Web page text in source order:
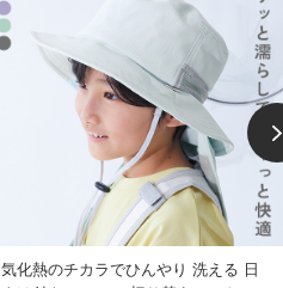
気化熱のチカラでひんやり 洗える 日